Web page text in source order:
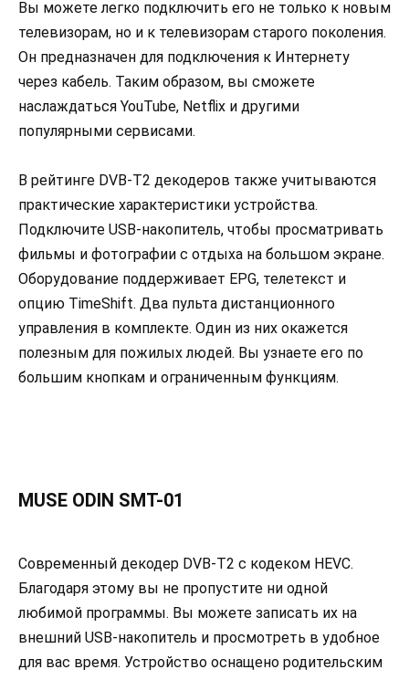
Вы можете легко подключить его не только к новым
телевизорам, но и к телевизорам старого поколения.
Он предназначен для подключения к Интернету
через кабель. Таким образом, вы сможете
наслаждаться YouTube, Netflix и другими
популярными сервисами.
В рейтинге DVB-T2 декодеров также учитываются
практические характеристики устройства.
Подключите USB-накопитель, чтобы просматривать
фильмы и фотографии с отдыха на большом экране.
Оборудование поддерживает EPG, телетекст и
опцию TimeShift. Два пульта дистанционного
управления в комплекте. Один из них окажется
полезным для пожилых людей. Вы узнаете его по
большим кнопкам и ограниченным функциям.
MUSE ODIN SMT-01
Современный декодер DVB-T2 с кодеком HEVC.
Благодаря этому вы не пропустите ни одной
любимой программы. Вы можете записать их на
внешний USB-накопитель и просмотреть в удобное
для вас время. Устройство оснащено родительским